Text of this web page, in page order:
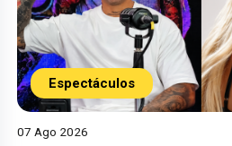
Espectáculos
07 Ago 2026